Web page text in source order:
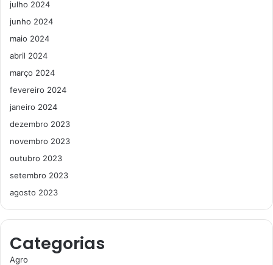
julho 2024
junho 2024
maio 2024
abril 2024
março 2024
fevereiro 2024
janeiro 2024
dezembro 2023
novembro 2023
outubro 2023
setembro 2023
agosto 2023
Categorias
Agro